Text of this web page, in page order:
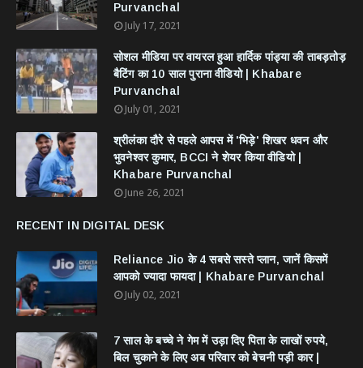
Purvanchal
July 17, 2021
सोशल मीडिया पर वायरल हुआ हार्दिक पांड्या की ताबड़तोड़
बैटिंग का 10 साल पुराना वीडियो | Khabare
Purvanchal
July 01, 2021
श्रीलंका दौरे से पहले आपस में 'भिड़े' शिखर धवन और
भुवनेश्वर कुमार, BCCI ने शेयर किया वीडियो |
Khabare Purvanchal
June 26, 2021
RECENT IN DIGITAL DESK
Reliance Jio के 4 सबसे सस्ते प्लान, जानें किसमें
आपको ज्यादा फायदा | Khabare Purvanchal
July 02, 2021
7 साल के बच्चे ने गेम में उड़ा दिए पिता के लाखों रुपये,
बिल चुकाने के लिए अब परिवार को बेचनी पड़ी कार |